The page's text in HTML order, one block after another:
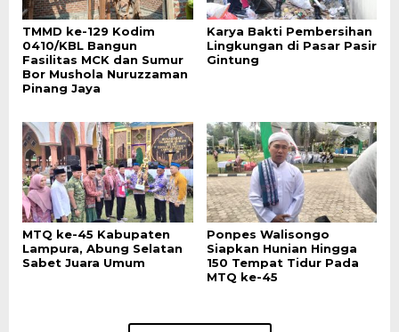
TMMD ke-129 Kodim
0410/KBL Bangun
Fasilitas MCK dan Sumur
Bor Mushola Nuruzzaman
Pinang Jaya
Karya Bakti Pembersihan
Lingkungan di Pasar Pasir
Gintung
MTQ ke-45 Kabupaten
Lampura, Abung Selatan
Sabet Juara Umum
Ponpes Walisongo
Siapkan Hunian Hingga
150 Tempat Tidur Pada
MTQ ke-45